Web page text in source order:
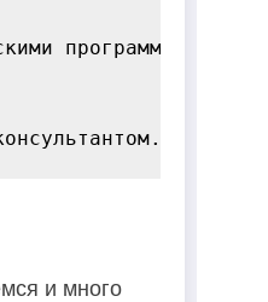
программами и
и много